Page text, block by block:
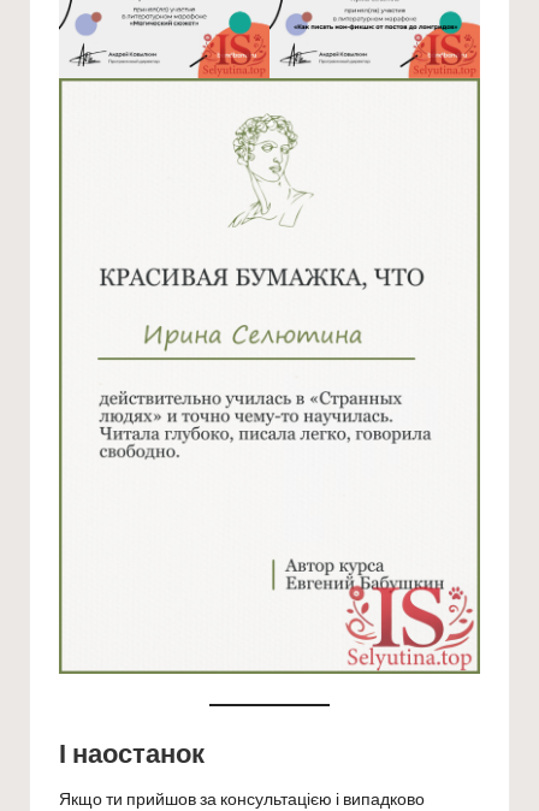
І наостанок
Якщо ти прийшов за консультацією і випадково